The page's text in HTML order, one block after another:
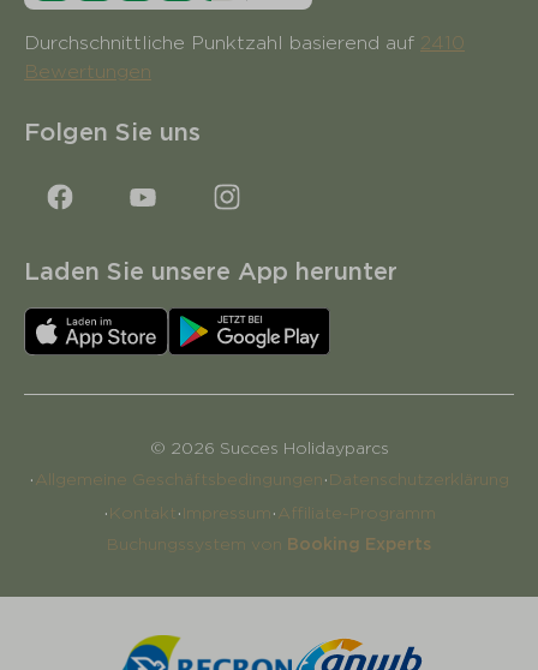
Durchschnittliche Punktzahl basierend auf 2410
Bewertungen
Folgen Sie uns
Laden Sie unsere App herunter
© 2026 Succes Holidayparcs
· Allgemeine Geschäftsbedingungen·Datenschutzerklärung
·Kontakt ·Impressum· Affiliate-Programm
Buchungssystem von Booking Experts